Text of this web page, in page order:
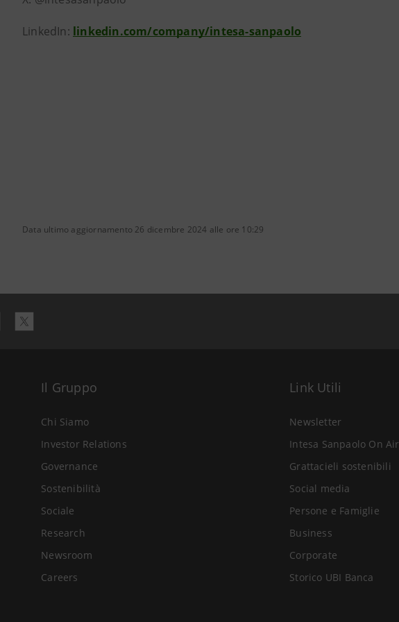
LinkedIn: linkedin.com/company/intesa-sanpaolo
Data ultimo aggiornamento 26 dicembre 2024 alle ore 10:29
Il Gruppo
Chi Siamo
Investor Relations
Governance
Sostenibilità
Sociale
Research
Newsroom
Careers
Link Utili
Newsletter
Intesa Sanpaolo On Air
Grattacieli sostenibili
Social media
Persone e Famiglie
Business
Corporate
Storico UBI Banca